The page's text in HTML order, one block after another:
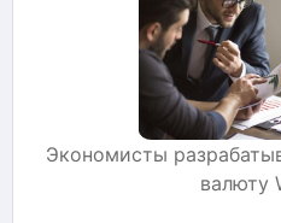
Экономисты
валюту